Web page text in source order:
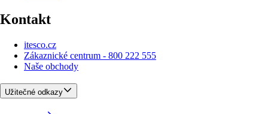
Kontakt
itesco.cz
Zákaznické centrum - 800 222 555
Naše obchody
Užitečné odkazy